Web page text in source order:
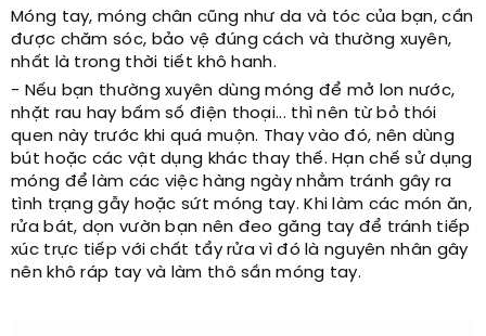
Móng tay, móng chân cũng như da và tóc của bạn, cần
được chăm sóc, bảo vệ đúng cách và thường xuyên,
nhất là trong thời tiết khô hanh.
- Nếu bạn thường xuyên dùng móng để mở lon nước,
nhặt rau hay bấm số điện thoại... thì nên từ bỏ thói
quen này trước khi quá muộn. Thay vào đó, nên dùng
bút hoặc các vật dụng khác thay thế. Hạn chế sử dụng
móng để làm các việc hàng ngày nhằm tránh gây ra
tình trạng gẫy hoặc sứt móng tay. Khi làm các món ăn,
rửa bát, dọn vườn bạn nên đeo găng tay để tránh tiếp
xúc trực tiếp với chất tẩy rửa vì đó là nguyên nhân gây
nên khô ráp tay và làm thô sần móng tay.